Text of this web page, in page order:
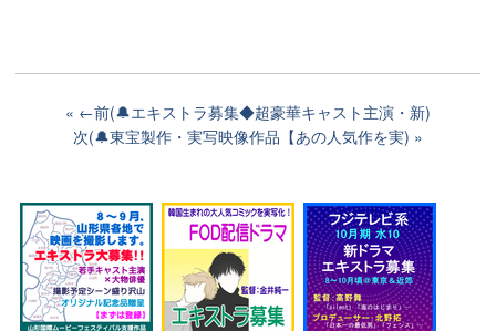
←前(🔔エキストラ募集◆超豪華キャスト主演・新)
次(🔔東宝製作・実写映像作品【あの人気作を実)